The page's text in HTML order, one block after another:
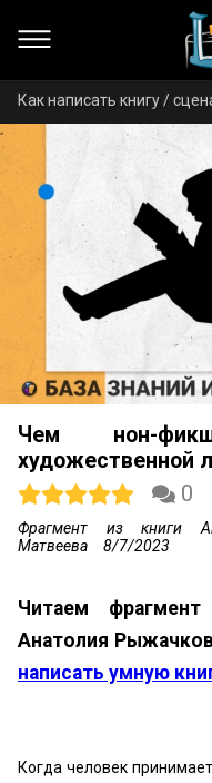
Как написать книгу /
Чем нон-
художественной
0
Фрагмент из книги
Матвеева
8/7/2023
Читаем
Анатолия
написать умную
Когда человек